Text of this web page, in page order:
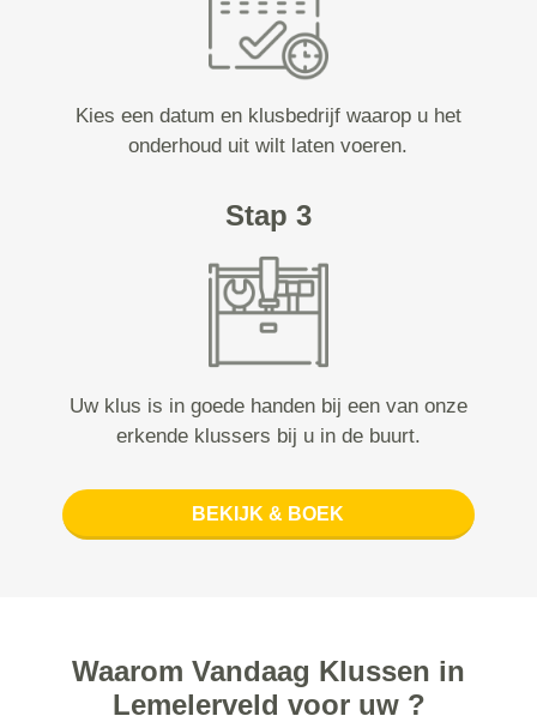
Kies een datum en klusbedrijf waarop u het
onderhoud uit wilt laten voeren.
Stap 3
Uw klus is in goede handen bij een van onze
erkende klussers bij u in de buurt.
BEKIJK & BOEK
Waarom Vandaag Klussen in
Lemelerveld voor uw ?